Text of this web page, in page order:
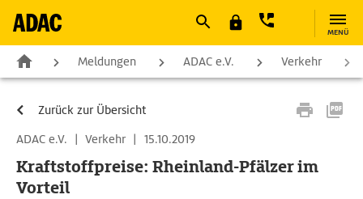
MENÜ
Meldungen ADAC e.V. Verkehr
Zurück zur Übersicht
ADAC e.V.
| Verkehr | 15.10.2019
Kraftstoffpreise: Rheinland-Pfälzer im
Vorteil